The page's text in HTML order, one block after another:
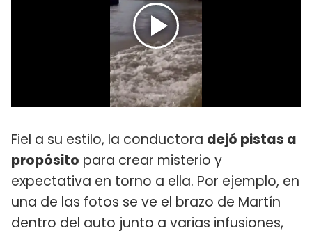
Fiel a su estilo, la conductora dejó pistas a
propósito para crear misterio y
expectativa en torno a ella. Por ejemplo, en
una de las fotos se ve el brazo de Martín
dentro del auto junto a varias infusiones,